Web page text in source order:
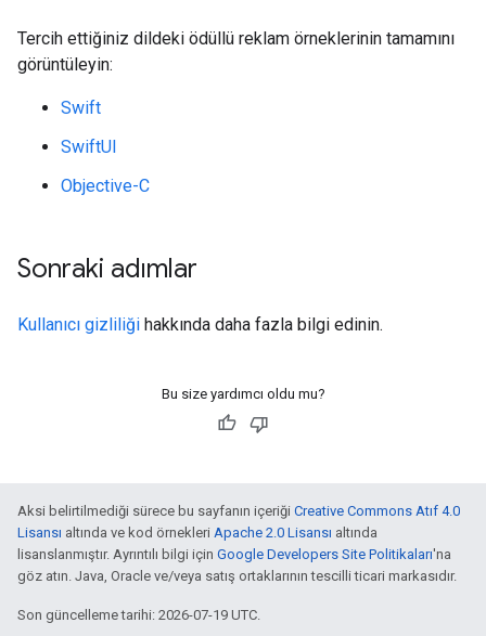
Tercih ettiğiniz dildeki ödüllü reklam örneklerinin tamamını
görüntüleyin:
Swift
SwiftUI
Objective-C
Sonraki adımlar
Kullanıcı gizliliği hakkında daha fazla bilgi edinin.
Bu size yardımcı oldu mu?
Aksi belirtilmediği sürece bu sayfanın içeriği Creative Commons Atıf 4.0
Lisansı altında ve kod örnekleri Apache 2.0 Lisansı altında
lisanslanmıştır. Ayrıntılı bilgi için Google Developers Site Politikaları'na
göz atın. Java, Oracle ve/veya satış ortaklarının tescilli ticari markasıdır.
Son güncelleme tarihi: 2026-07-19 UTC.